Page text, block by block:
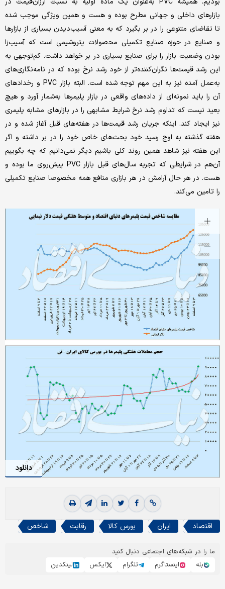
بازارهای داخلی و جهانی مطرح بوده و هست و همین ویژگی موجب شده
تا تقاضای متنوعی را در بر بگیرد که به معنی آسیب‌دیدن بسیاری از بازارها
و صنایع در حوزه صنایع تکمیلی محصولات پتروشیمی است که آسیب‌زا
بودن وضعیت بازار را برای صنایع بسیاری در بر خواهد داشت. کم‌توجهی به
این رشد قیمت‌ها نگران‌کننده‌تر از خود رشد نرخ بوده که در نامه‌نگاری‌های
به‌عمل آمده نیز به این مهم توجه شده است. البته بازار PVC و رخدادهای
آن را باید نمونه‌ای از داده‌های واقعی در بازار پلیمرها به‌شمار آورد و هیچ
بعید نیست که تداوم رشد نرخ شرایط مشابهی را در بازارهای مشابه پلیمری
نیز ایجاد کند. اینکه جریان رشد قیمت‌ها در هفته‌های قبل آغاز شده و در
هفته گذشته به اوج رسید خود بحث‌های خاص خود را در بر داشته و اگر
این هفته نیز شاهد همین روند کلی باشیم دیگر نمی‌دانیم که چه بگوییم
آن‌هم در شرایطی که تجربه سال‌های قبل بازار PVC پیش‌روی ما بوده و
هست. در هر حال آرامش در هر بازاری منافع همه مخصوصا صنایع تکمیلی
را تامین می‌‌کند.
دانلود
اقتصاد ایران بورس کالا رقابت شاخص
ما را در شبکه‌های اجتماعی دنبال کنید
بله
اینستاگرم تلگرام ایکس لینکدین